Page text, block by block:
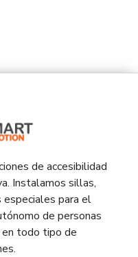
de accesibilidad
Instalamos sillas,
para el
de personas
en todo tipo de